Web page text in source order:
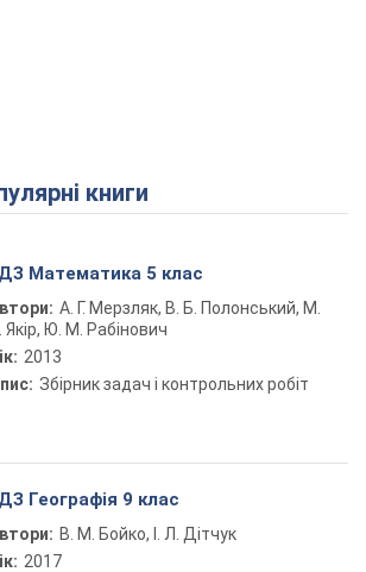
книги
Математика 5 клас
А. Г. Мерзляк, В. Б. Полонський, М.
Якір, Ю. М. Рабінович
2013
Збірник задач і контрольних робіт
Географія 9 клас
В. М. Бойко, І. Л. Дітчук
2017